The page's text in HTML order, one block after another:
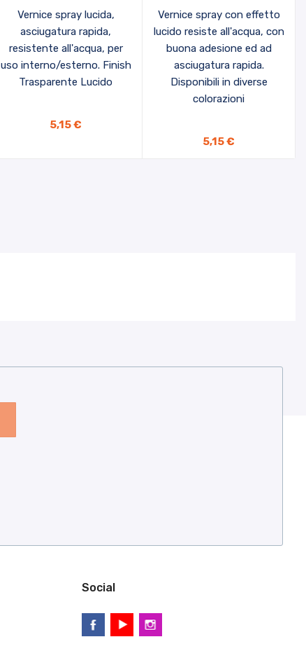
Vernice spray lucida,
asciugatura rapida,
resistente all'acqua, per
uso interno/esterno. Finish
Trasparente Lucido
5,15 €
Vernice spray con effetto
lucido resiste all'acqua, con
buona adesione ed ad
asciugatura rapida.
Disponibili in diverse
colorazioni
5,15 €
Social